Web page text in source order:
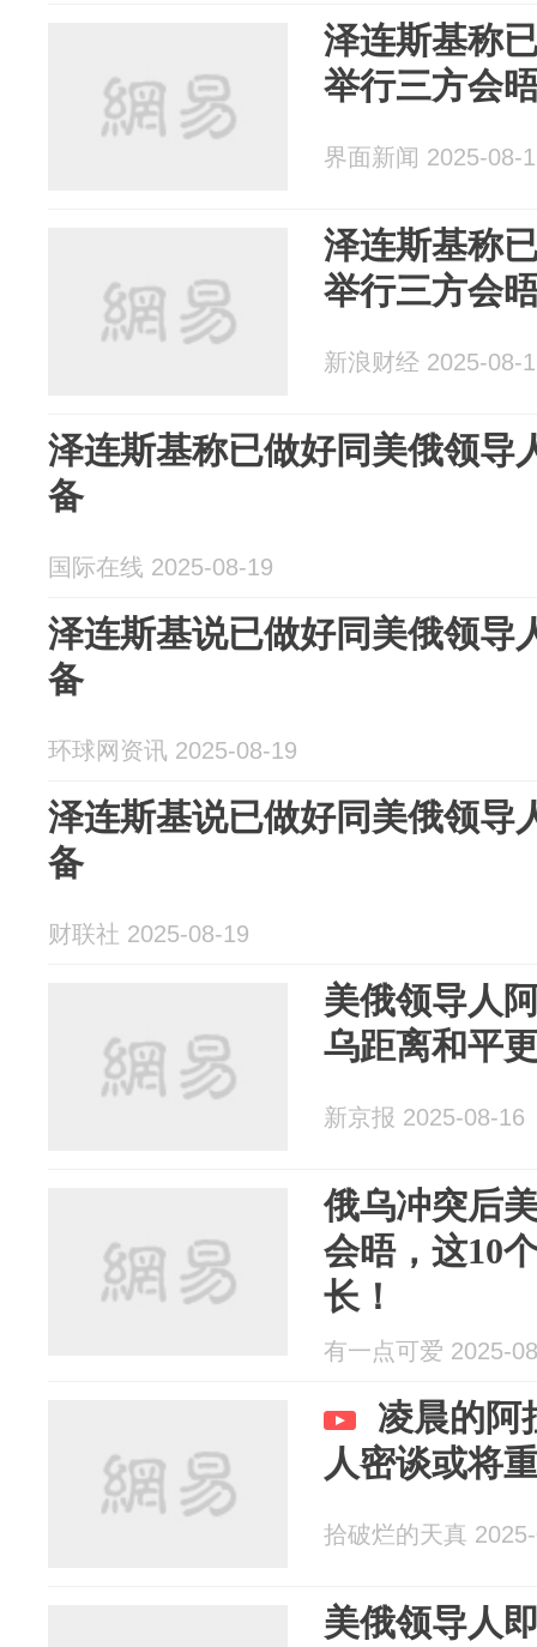
泽连斯基称
举行三方会
界面新闻 2025-08-
泽连斯基称
举行三方会
新浪财经 2025-08-
泽连斯基称已做好同美俄领导
备
国际在线 2025-08-19
泽连斯基说已做好同美俄领导
备
环球网资讯 2025-08-19
泽连斯基说已做好同美俄领导
备
财联社 2025-08-19
美俄领导人
乌距离和平
新京报 2025-08-16
俄乌冲突后
会晤，这10
长！
有一点可爱 2025-
凌晨的阿
人密谈或将
拾破烂的天真
美俄领导人